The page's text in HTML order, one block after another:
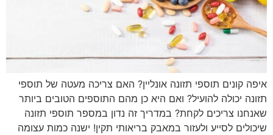
איפה קונים תוספי תזונה אונליין? האם צריכה מעטה של תוספי
תזונה יכולה להועיל? ואם היא כן מהם התוספים הטובים ביותר
שאנחנו צריכים לקחת? במדריך זה נדון במספר תוספי תזונה
שיכולים לסייע ולעזור במאבק בריאותי תקין! ישנה כמות עצומה